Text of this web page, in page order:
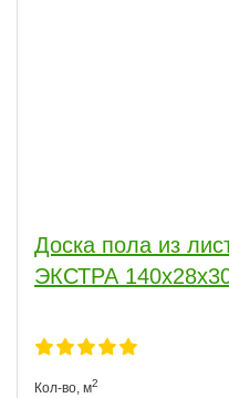
Доска пола из
ЭКСТРА
Кол-во, м2